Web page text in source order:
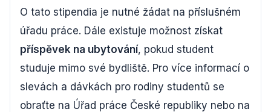
O tato stipendia je nutné žádat na příslušném
úřadu práce. Dále existuje možnost získat
příspěvek na ubytování, pokud student
studuje mimo své bydliště. Pro více informací o
slevách a dávkách pro rodiny studentů se
obraťte na Úřad práce České republiky nebo na